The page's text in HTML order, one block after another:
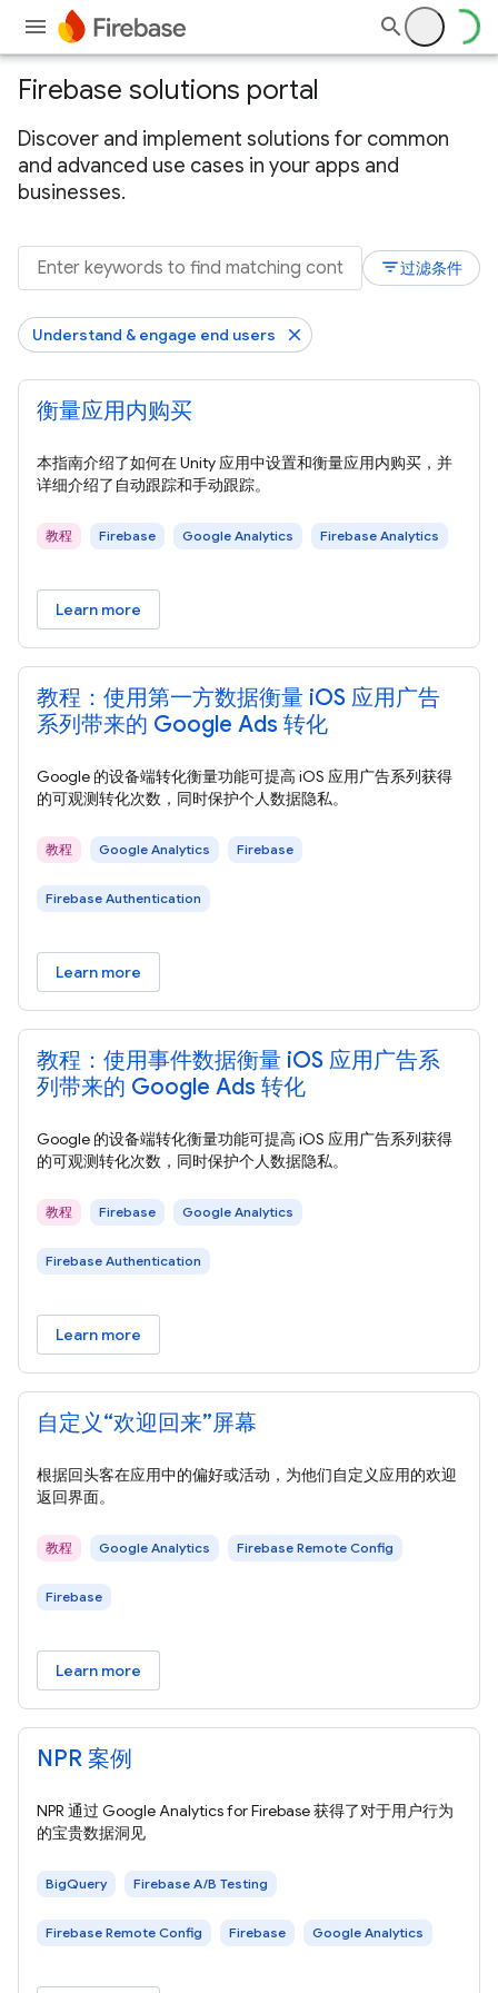
Firebase solutions portal
Discover and implement solutions for common
and advanced use cases in your apps and
businesses.
filter_list过滤条件
Understand & engage end users
衡量应用内购买
本指南介绍了如何在 Unity 应用中设置和衡量应用内购买，并
详细介绍了自动跟踪和手动跟踪。
教程 Firebase Google Analytics Firebase Analytics
Learn more
教程：使用第一方数据衡量 iOS 应用广告
系列带来的 Google Ads 转化
Google 的设备端转化衡量功能可提高 iOS 应用广告系列获得
的可观测转化次数，同时保护个人数据隐私。
教程 Google Analytics Firebase
Firebase Authentication
Learn more
教程：使用事件数据衡量 iOS 应用广告系
列带来的 Google Ads 转化
Google 的设备端转化衡量功能可提高 iOS 应用广告系列获得
的可观测转化次数，同时保护个人数据隐私。
教程 Firebase Google Analytics
Firebase Authentication
Learn more
自定义“欢迎回来”屏幕
根据回头客在应用中的偏好或活动，为他们自定义应用的欢迎
返回界面。
教程 Google Analytics Firebase Remote Config
Firebase
Learn more
NPR 案例
NPR 通过 Google Analytics for Firebase 获得了对于用户行为
的宝贵数据洞见
BigQuery Firebase A/B Testing
Firebase Remote Config Firebase Google Analytics